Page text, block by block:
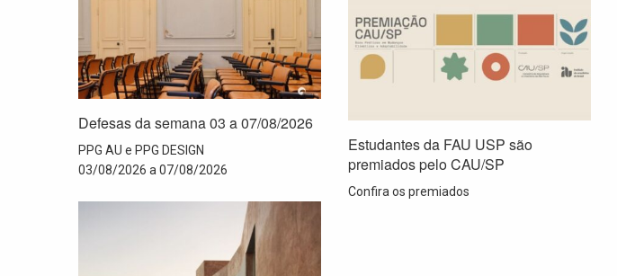
Defesas da semana 03 a 07/08/2026
PPG AU e PPG DESIGN
03/08/2026 a 07/08/2026
Estudantes da FAU USP são
premiados pelo CAU/SP
Confira os premiados